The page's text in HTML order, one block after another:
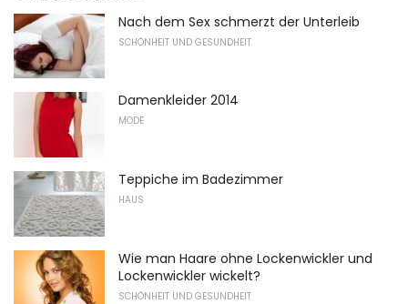
Nach dem Sex schmerzt der Unterleib
SCHÖNHEIT UND GESUNDHEIT
Damenkleider 2014
MODE
Teppiche im Badezimmer
HAUS
Wie man Haare ohne Lockenwickler und
Lockenwickler wickelt?
SCHÖNHEIT UND GESUNDHEIT